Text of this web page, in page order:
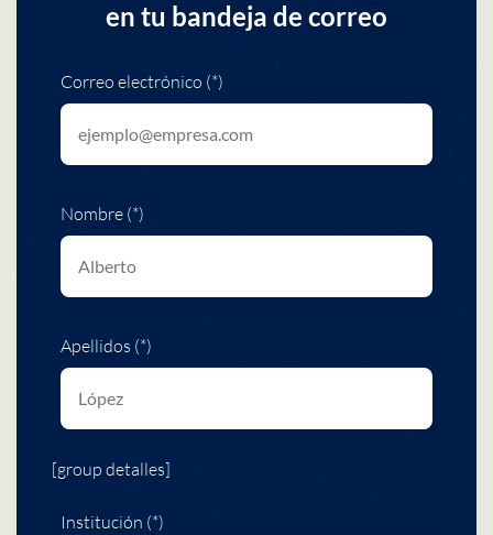
en tu bandeja de correo
Correo electrónico (*)
Nombre (*)
Apellidos (*)
[group detalles]
Institución (*)